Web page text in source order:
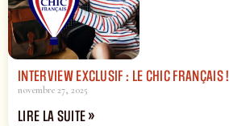
INTERVIEW EXCLUSIF : LE CHIC FRANÇAIS !
novembre 27, 2025
LIRE LA SUITE »